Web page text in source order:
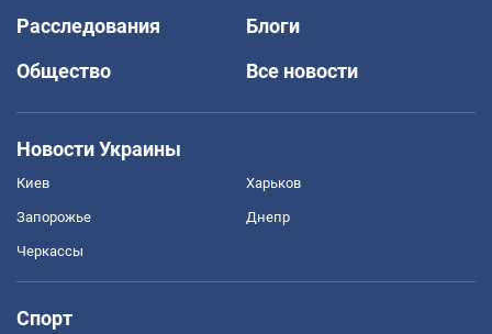
Расследования
Блоги
Общество
Все новости
Новости Украины
Киев Харьков
Запорожье Днепр
Черкассы
Спорт